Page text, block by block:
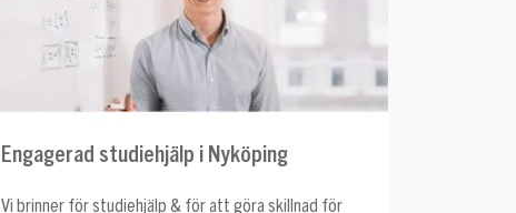
Engagerad studiehjälp i Nyköping
Vi brinner för studiehjälp & för att göra skillnad för